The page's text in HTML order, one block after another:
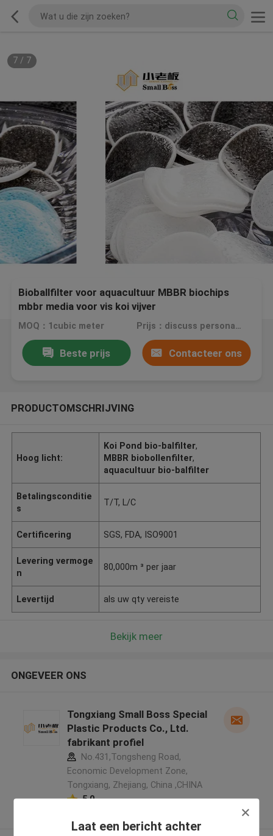
Laat een bericht achter
7/ 7
Bioballfilter voor aquacultuur MBBR biochips
mbbr media voor vis koi vijver
MOQ：1cubic meter Prijs：discuss personally
Beste prijs Contacteer ons
PRODUCTOMSCHRIJVING
Hoog licht:
Koi Pond bio-balfilter,
MBBR biobollenfilter,
aquacultuur bio-balfilter
Betalingsconditie
s
T/T, L/C
Certificering SGS, FDA, ISO9001
Levering vermoge
n
80,000m ³ per jaar
Levertijd als uw qty vereiste
Bekijk meer
ONGEVEER ONS
Tongxiang Small Boss Special
Plastic Products Co., Ltd.
fabrikant profiel
No.431,Tongsheng Road,
Economic Development Zone,
Tongxiang, Zhejiang, China ,CHINA
5.0